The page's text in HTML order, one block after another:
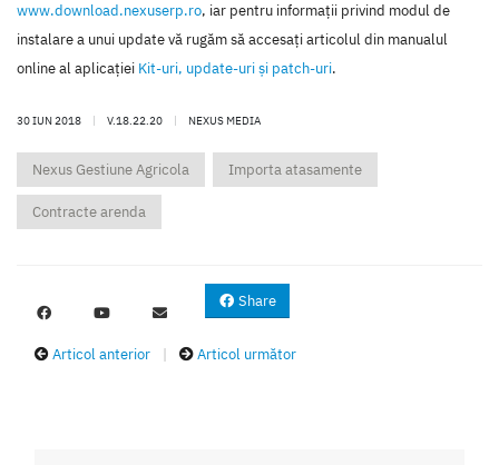
www.download.nexuserp.ro, iar pentru informaţii privind modul de
instalare a unui update vă rugăm să accesaţi articolul din manualul
online al aplicaţiei Kit-uri, update-uri şi patch-uri.
30 IUN 2018 | V.18.22.20 | NEXUS MEDIA
Nexus Gestiune Agricola Importa atasamente
Contracte arenda
Share
Articol anterior | Articol următor